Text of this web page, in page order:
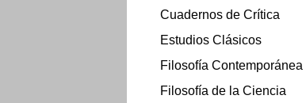
Cuadernos de Crítica
Estudios Clásicos
Filosofía Contemporánea
Filosofía de la Ciencia